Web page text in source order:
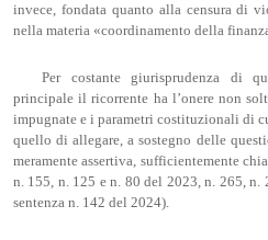
invece, fondata quanto alla censura di
nella materia «coordinamento della
Per costante giurisprudenza di
principale il ricorrente ha l’onere non
impugnate e i parametri costituzionali di
quello di allegare, a sostegno delle
meramente assertiva, sufficientemente
n. 155, n. 125 e n. 80 del 2023, n. 265, n.
sentenza n. 142 del 2024).